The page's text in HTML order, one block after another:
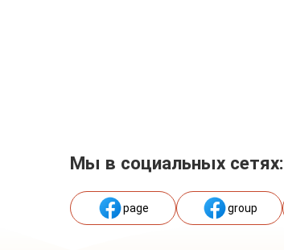
Мы в социальных сетях:
page group